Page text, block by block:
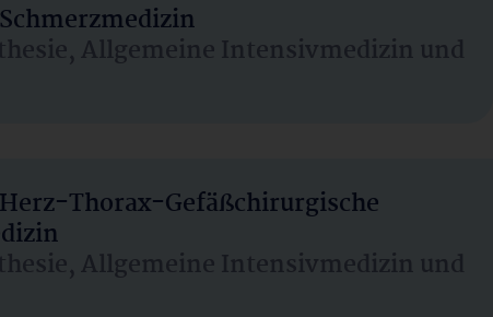
Allgemeine Intensivmedizin und
Thorax-Gefäßchirurgische
Allgemeine Intensivmedizin und